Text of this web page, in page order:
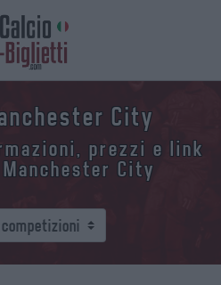
City
prezzi e link
City